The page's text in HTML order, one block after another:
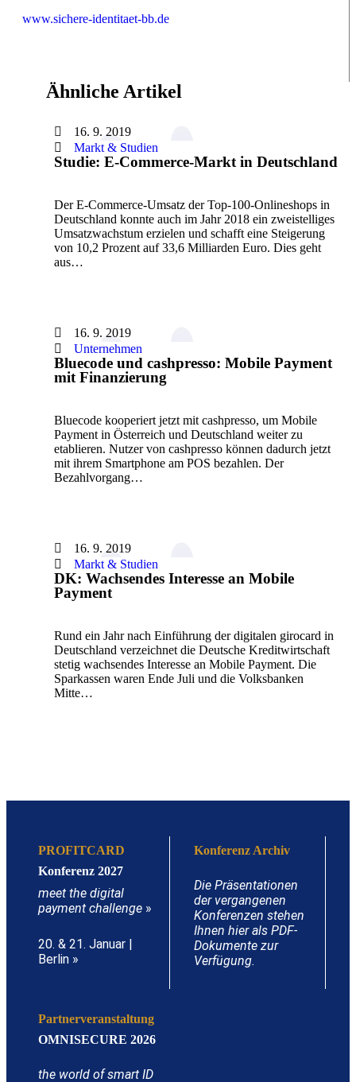
www.sichere-identitaet-bb.de
Ähnliche Artikel
16. 9. 2019
Markt & Studien
Studie: E-Commerce-Markt in Deutschland
Der E-Commerce-Umsatz der Top-100-Onlineshops in
Deutschland konnte auch im Jahr 2018 ein zweistelliges
Umsatzwachstum erzielen und schafft eine Steigerung
von 10,2 Prozent auf 33,6 Milliarden Euro. Dies geht
aus…
16. 9. 2019
Unternehmen
Bluecode und cashpresso: Mobile Payment
mit Finanzierung
Bluecode kooperiert jetzt mit cashpresso, um Mobile
Payment in Österreich und Deutschland weiter zu
etablieren. Nutzer von cashpresso können dadurch jetzt
mit ihrem Smartphone am POS bezahlen. Der
Bezahlvorgang…
16. 9. 2019
Markt & Studien
DK: Wachsendes Interesse an Mobile
Payment
Rund ein Jahr nach Einführung der digitalen girocard in
Deutschland verzeichnet die Deutsche Kreditwirtschaft
stetig wachsendes Interesse an Mobile Payment. Die
Sparkassen waren Ende Juli und die Volksbanken
Mitte…
PROFITCARD
Konferenz 2027
meet the digital
payment challenge »
20. & 21. Januar |
Berlin »
Konferenz Archiv
Die Präsentationen
der vergangenen
Konferenzen stehen
Ihnen hier als PDF-
Dokumente zur
Verfügung.
Partnerveranstaltung
OMNISECURE 2026
the world of smart ID